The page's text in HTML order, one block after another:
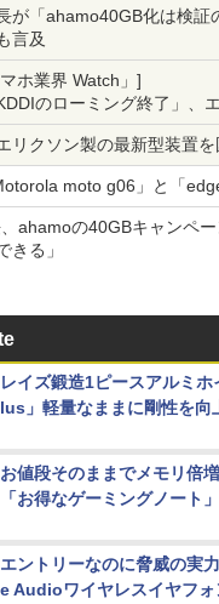
が「ahamo40GB化は検証
言及
ホ業界 Watch」]
のローミング終了」、
ルの課題
リクソン製の最新型装置を
moto g06」と「
ahamoの40GBキャンペ
きる」
レイズ鍛造1ピースアルミ
lus」軽量なままに剛性を向
お値段そのままでメモリ倍
「お得なゲーミングノート」
エントリーなのに脅威の実
e Audioワイヤレスイヤフ